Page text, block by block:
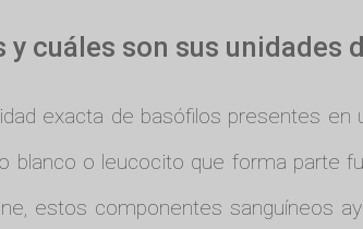
cuáles son sus unidades
exacta de basófilos presentes en
blanco o leucocito que forma parte
estos componentes sanguíneos